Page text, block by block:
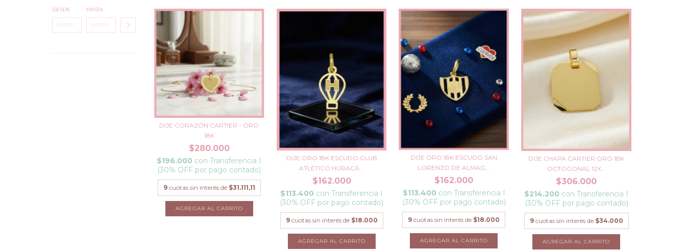
DESDE HASTA
DIJE CORAZÓN CARTIER - ORO
18K
$280.000
$196.000 con Transferencia I
(30% OFF por pago contado)
9 cuotas sin interés de $31.111,11
DIJE ORO 18K ESCUDO CLUB
ATLÉTICO HURACÁ...
$162.000
$113.400 con Transferencia I
(30% OFF por pago contado)
9 cuotas sin interés de $18.000
DIJE ORO 18K ESCUDO SAN
LORENZO DE ALMAG...
$162.000
$113.400 con Transferencia I
(30% OFF por pago contado)
9 cuotas sin interés de $18.000
DIJE CHAPA CARTIER ORO 18K
OCTOGONAL 12X...
$306.000
$214.200 con Transferencia I
(30% OFF por pago contado)
9 cuotas sin interés de $34.000